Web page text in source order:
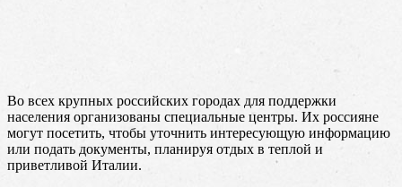
Во всех крупных российских городах для поддержки
населения организованы специальные центры. Их россияне
могут посетить, чтобы уточнить интересующую информацию
или подать документы, планируя отдых в теплой и
приветливой Италии.